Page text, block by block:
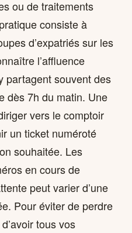
ou de traitements
consiste à
d’expatriés sur les
l’affluence
partagent souvent des
dès 7h du matin. Une
vers le comptoir
un ticket numéroté
souhaitée. Les
en cours de
peut varier d’une
Pour éviter de perdre
tous vos